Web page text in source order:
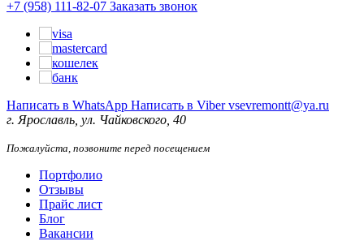
+7 (958) 111-82-07 Заказать звонок
Написать в WhatsApp Написать в Vibervsevremontt@ya.ru
г. Ярославль, ул. Чайковского, 40
Пожалуйста, позвоните перед посещением
Портфолио
Отзывы
Прайс лист
Блог
Вакансии